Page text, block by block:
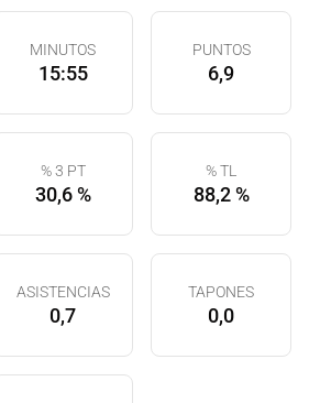
MINUTOS
15:55
PUNTOS
6,9
% 3 PT
30,6 %
% TL
88,2 %
ASISTENCIAS
0,7
TAPONES
0,0